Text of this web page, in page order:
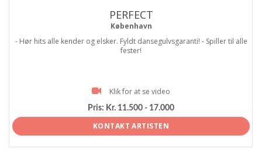
PERFECT
København
- Hør hits alle kender og elsker. Fyldt dansegulvsgaranti! - Spiller til alle
fester!
Klik for at se video
Pris: Kr. 11.500 - 17.000
KONTAKT ARTISTEN